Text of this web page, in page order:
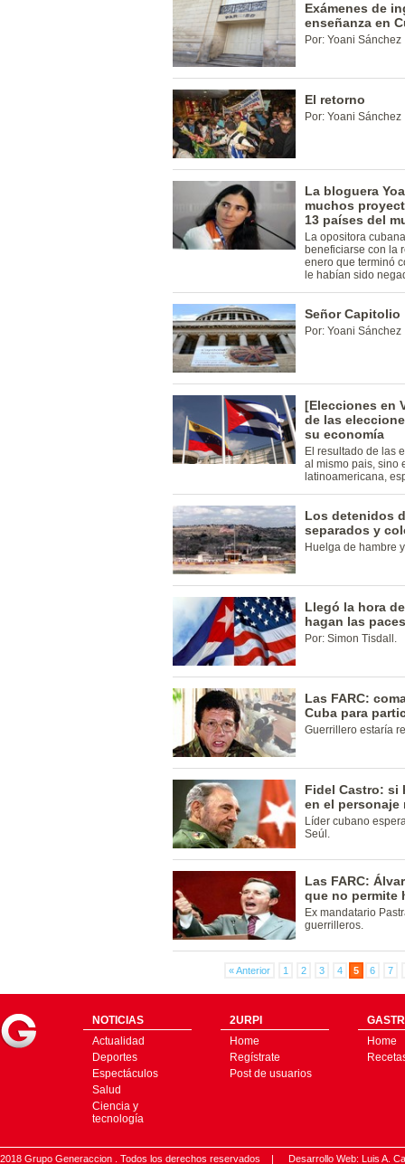
Exámenes de
enseñanza en
Por: Yoani Sánchez
El retorno
Por: Yoani Sánchez
La bloguera
muchos
13 países del
La opositora
beneficiarse con la
enero que terminó
le habían sido
Señor Capitolio
Por: Yoani Sánchez
[Elecciones en
de las
su economía
El resultado de las
al mismo pais, sino
latinoamericana,
Los detenidos
separados y
Huelga de hambre
Llegó la hora
hagan las paces
Por: Simon Tisdall.
Las FARC:
Cuba para
Guerrillero estaría
Fidel Castro: si
en el personaje
Líder cubano
Seúl.
Las FARC:
que no permite
Ex mandatario
guerrilleros.
« Anterior 1 2 3 4 5 6 7
NOTICIAS
Actualidad
Deportes
Espectáculos
Salud
Ciencia y
tecnología
2URPI
Home
Regístrate
Post de usuarios
Home
2018 Grupo Generaccion . Todos los derechos reservados | Desarrollo Web: Luis